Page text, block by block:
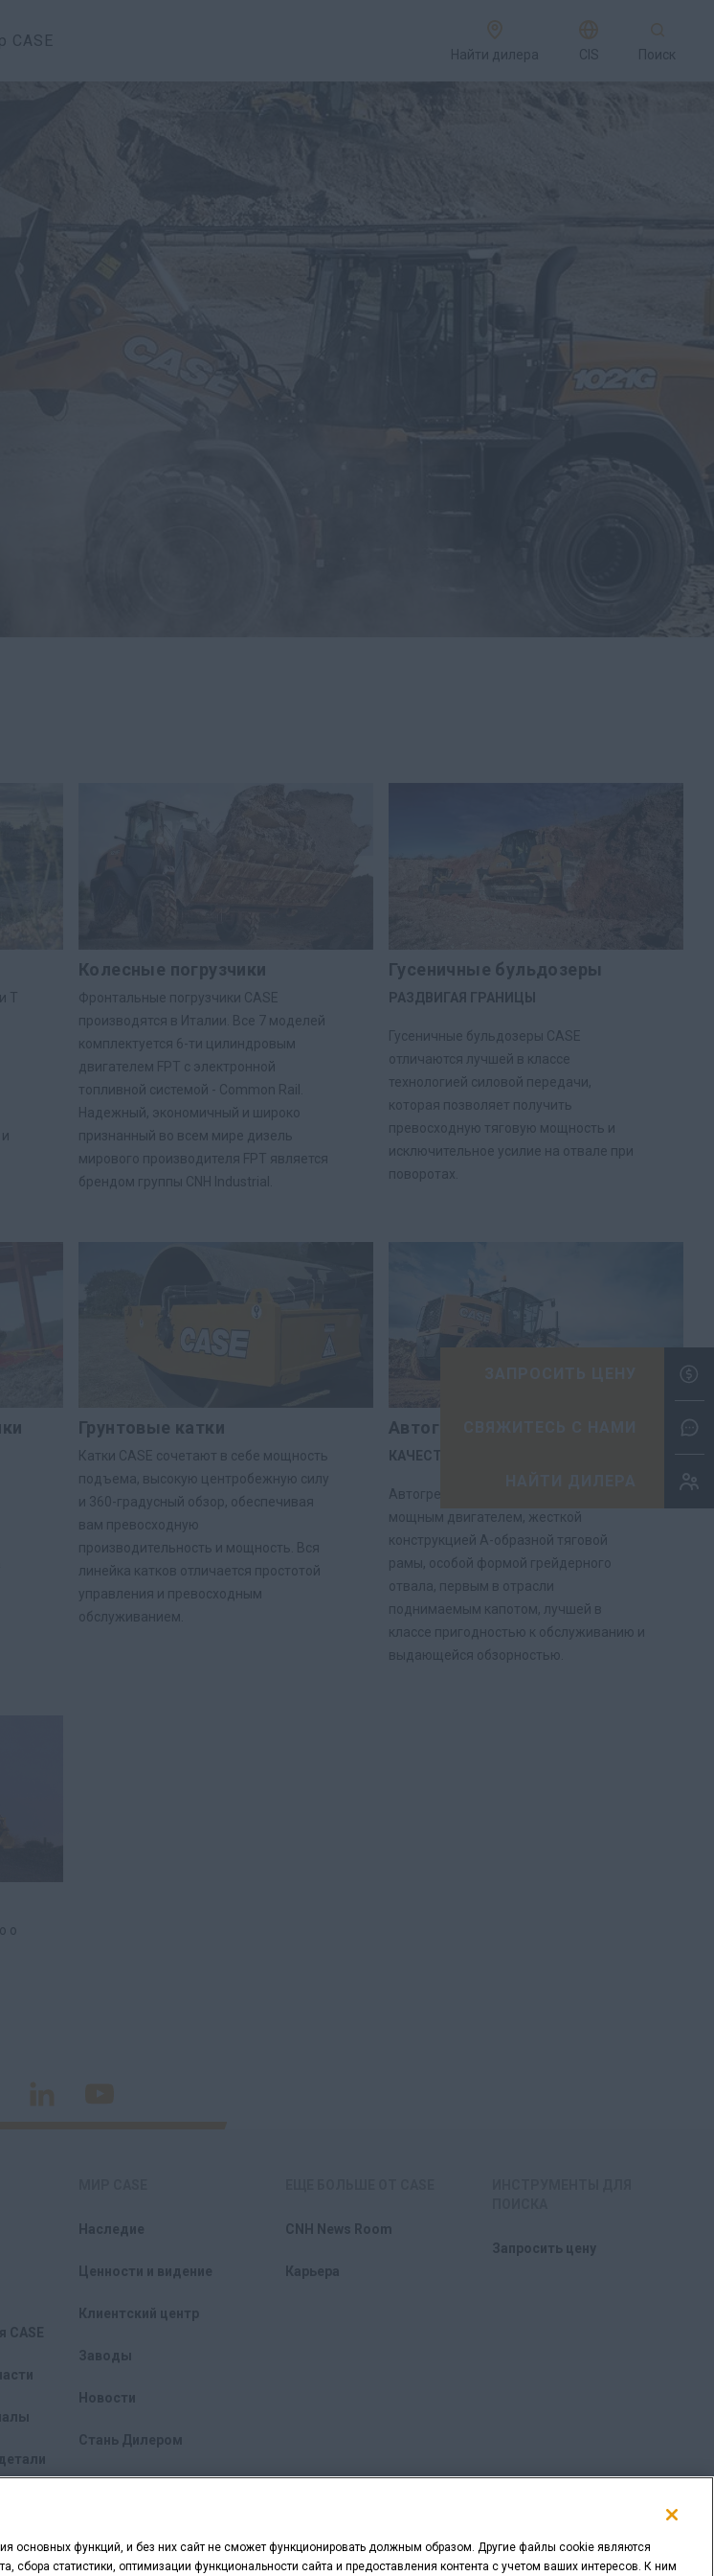
CASE
Найти дилера CIS Поиск
T
Колесные погрузчики
Фронтальные погрузчики CASE
производятся в Италии. Все 7 моделей
комплектуется 6-ти цилиндровым
двигателем FPT с электронной
топливной системой - Common Rail.
Надежный, экономичный и широко
признанный во всем мире дизель
мирового производителя FPT является
брендом группы CNH Industrial.
Гусеничные бульдозеры
РАЗДВИГАЯ ГРАНИЦЫ
Гусеничные бульдозеры CASE
отличаются лучшей в классе
технологией силовой передачи,
которая позволяет получить
превосходную тяговую мощность и
исключительное усилие на отвале при
поворотах.
Грунтовые катки
Катки CASE сочетают в себе мощность
подъема, высокую центробежную силу
и 360-градусный обзор, обеспечивая
вам превосходную
производительность и мощность. Вся
линейка катков отличается простотой
управления и превосходным
обслуживанием.
Автогрейдеры
КАЧЕСТВО ПЕРЕМЕЩЕНИЯ ГРУНТА
Автогрейдеры CASE отличаются
мощным двигателем, жесткой
конструкцией А-образной тяговой
рамы, особой формой грейдерного
отвала, первым в отрасли
поднимаемым капотом, лучшей в
классе пригодностью к обслуживанию и
выдающейся обзорностью.
о
CASE
Наследие
Ценности и видение
Клиентский центр
Заводы
Новости
Стань Дилером
CNH News Room
Карьера
Запросить цену
функций, и без них сайт не сможет функционировать должным образом. Другие файлы cookie являются
статистики, оптимизации функциональности сайта и предоставления контента с учетом ваших интересов. К ним